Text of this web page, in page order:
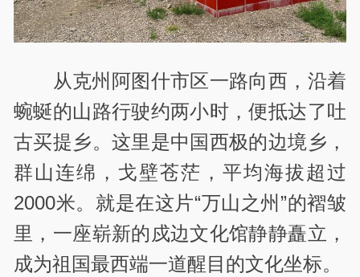
从克州阿图什市区一路向西，沿着
蜿蜒的山路行驶约两小时，便抵达了吐
古买提乡。这里是中国西极的边境乡，
群山连绵，戈壁苍茫，平均海拔超过
2000米。就是在这片“万山之州”的褶皱
里，一座崭新的戍边文化馆静静矗立，
成为祖国最西端一道醒目的文化坐标。